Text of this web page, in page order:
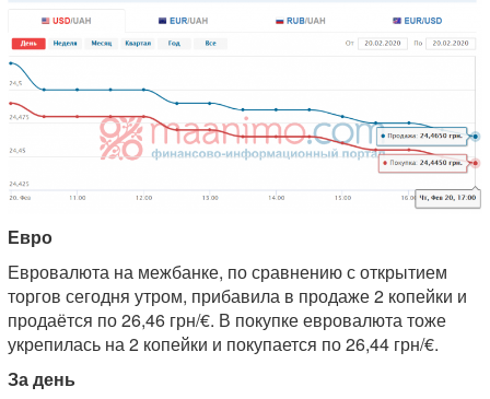
Евро
Евровалюта на межбанке, по сравнению с открытием
торгов сегодня утром, прибавила в продаже 2 копейки и
продаётся по 26,46 грн/€. В покупке евровалюта тоже
укрепилась на 2 копейки и покупается по 26,44 грн/€.
За день